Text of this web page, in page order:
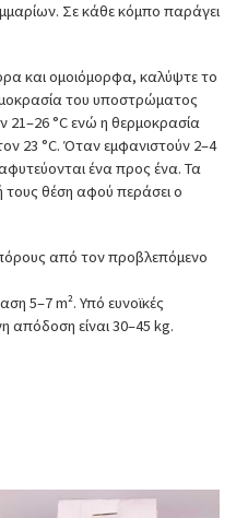
Σε κάθε κόμπο παράγει
και ομοιόμορφα, καλύψτε το
του υποστρώματος
21–26 °C ενώ η θερμοκρασία
23 °C. Όταν εμφανιστούν 2–4
ένα προς ένα. Τα
τους θέση αφού περάσει ο
από τον προβλεπόμενο
5–7 m². Υπό ευνοϊκές
απόδοση είναι 30–45 kg.